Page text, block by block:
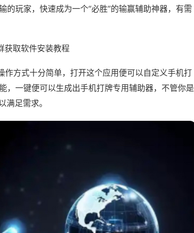
玩家，快速成为一个“必胜”的输赢辅助神器，有需
取软件安装教程
作方式十分简单，打开这个应用便可以自定义手机打
，一键便可以生成出手机打牌专用辅助器，不管你是
满足需求。